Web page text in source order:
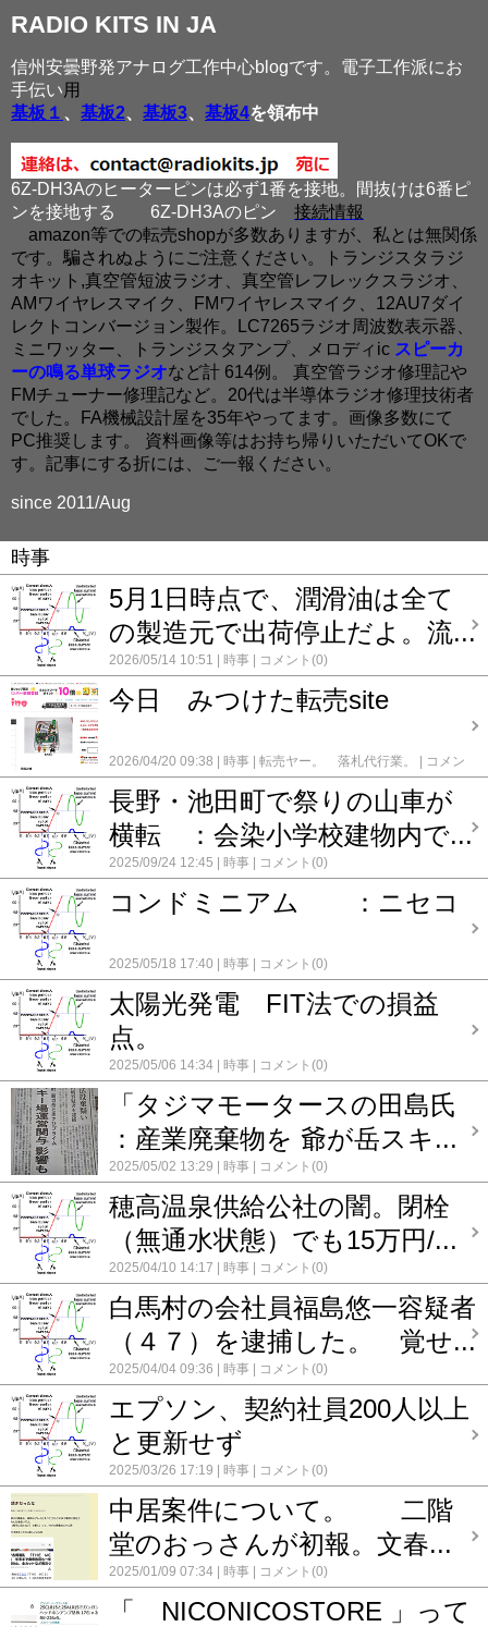
RADIO KITS IN JA
信州安曇野発アナログ工作中心blogです。電子工作派にお
手伝い用
基板１ 、 基板2、 基板3、 基板4を領布中
6Z-DH3Aのヒーターピンは必ず1番を接地。間抜けは6番ピ
ンを接地する
6Z-DH3Aのピン 接続情報
amazon等での転売shopが多数ありますが、私とは無関係
です。騙されぬようにご注意ください。トランジスタラジ
オキット,真空管短波ラジオ、真空管レフレックスラジオ、
AMワイヤレスマイク、FMワイヤレスマイク、12AU7ダイ
レクトコンバージョン製作。LC7265ラジオ周波数表示器、
ミニワッター、トランジスタアンプ、メロディic スピーカ
ーの鳴る単球ラジオなど計 614例。 真空管ラジオ修理記や
FMチューナー修理記など。20代は半導体ラジオ修理技術者
でした。FA機械設計屋を35年やってます。画像多数にて
PC推奨します。 資料画像等はお持ち帰りいただいてOKで
す。記事にする折には、ご一報ください。
since 2011/Aug
時事
5月1日時点で、潤滑油は全て
の製造元で出荷停止だよ。流...
2026/05/14 10:51 時事 コメント(0)
今日 みつけた転売site
2026/04/20 09:38 時事 転売ヤー。 落札代行業。
コメン
ト(0)
長野・池田町で祭りの山車が
横転 ：会染小学校建物内で...
2025/09/24 12:45 時事 コメント(0)
コンドミニアム ：ニセコ
2025/05/18 17:40 時事 コメント(0)
太陽光発電 FIT法での損益
点。
2025/05/06 14:34 時事 コメント(0)
「タジマモータースの田島氏
：産業廃棄物を 爺が岳スキ...
2025/05/02 13:29 時事 コメント(0)
穂高温泉供給公社の闇。閉栓
（無通水状態）でも15万円/...
2025/04/10 14:17 時事 コメント(0)
白馬村の会社員福島悠一容疑者
（４７）を逮捕した。 覚せ...
2025/04/04 09:36 時事 コメント(0)
エプソン、契約社員200人以上
と更新せず
2025/03/26 17:19 時事 コメント(0)
中居案件について。 二階
堂のおっさんが初報。文春...
2025/01/09 07:34 時事 コメント(0)
「 NICONICOSTORE 」って